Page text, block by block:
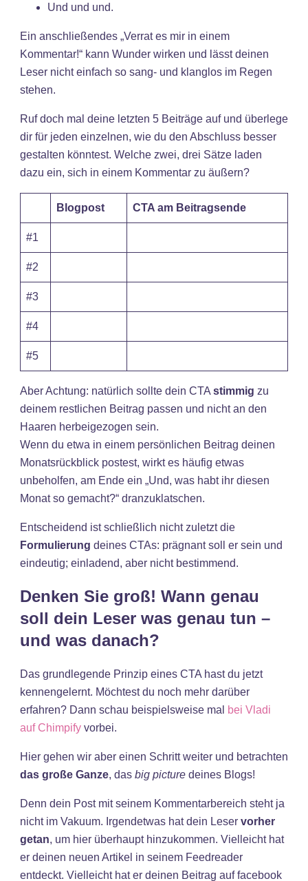
Und und und.
Ein anschließendes „Verrat es mir in einem
Kommentar!“ kann Wunder wirken und lässt deinen
Leser nicht einfach so sang- und klanglos im Regen
stehen.
Ruf doch mal deine letzten 5 Beiträge auf und überlege
dir für jeden einzelnen, wie du den Abschluss besser
gestalten könntest. Welche zwei, drei Sätze laden
dazu ein, sich in einem Kommentar zu äußern?
Blogpost CTA am Beitragsende
#1
#2
#3
#4
#5
Aber Achtung: natürlich sollte dein CTA stimmig zu
deinem restlichen Beitrag passen und nicht an den
Haaren herbeigezogen sein.
Wenn du etwa in einem persönlichen Beitrag deinen
Monatsrückblick postest, wirkt es häufig etwas
unbeholfen, am Ende ein „Und, was habt ihr diesen
Monat so gemacht?“ dranzuklatschen.
Entscheidend ist schließlich nicht zuletzt die
Formulierung deines CTAs: prägnant soll er sein und
eindeutig; einladend, aber nicht bestimmend.
Denken Sie groß! Wann genau
soll dein Leser was genau tun –
und was danach?
Das grundlegende Prinzip eines CTA hast du jetzt
kennengelernt. Möchtest du noch mehr darüber
erfahren? Dann schau beispielsweise mal
bei Vladi
auf Chimpify vorbei.
Hier gehen wir aber einen Schritt weiter und betrachten
das große Ganze, das big picture deines Blogs!
Denn dein Post mit seinem Kommentarbereich steht ja
nicht im Vakuum. Irgendetwas hat dein Leser vorher
getan, um hier überhaupt hinzukommen. Vielleicht hat
er deinen neuen Artikel in seinem Feedreader
entdeckt. Vielleicht hat er deinen Beitrag auf facebook